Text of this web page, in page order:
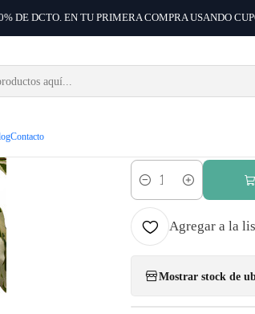
Contacto
DE DCTO. EN TU PRIMERA COMPRA USANDO
de interior Ficus Hawaii 1,5 Mts Planta
Ficus
Cantidad
Agregar a la
Mostrar stock de